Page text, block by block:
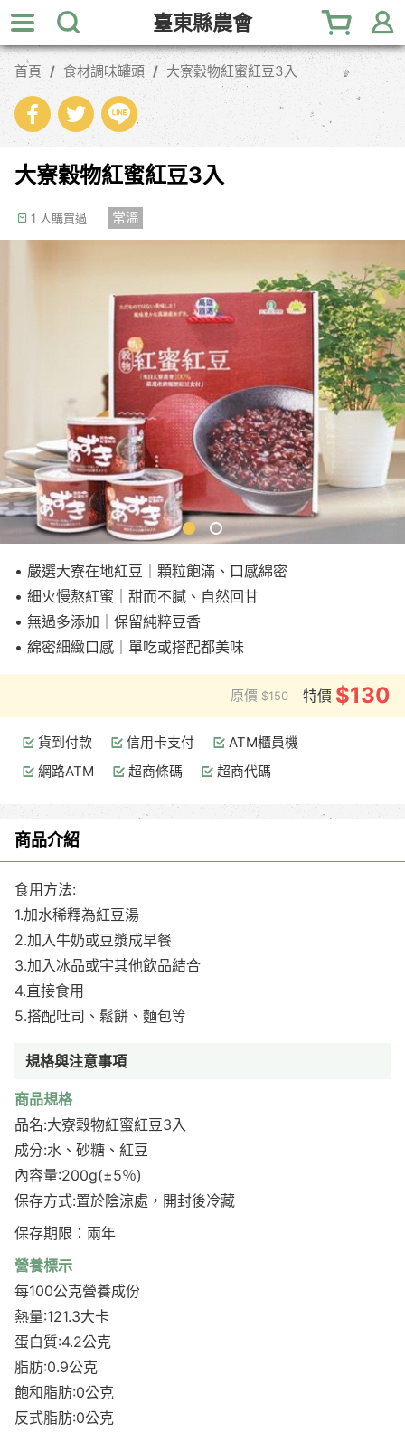
跳
到
主
內
臺東縣農會
首頁 食材調味罐頭 大寮穀物紅蜜紅豆3入
大寮穀物紅蜜紅豆3入
1 人購買過 常溫
• 嚴選大寮在地紅豆｜顆粒飽滿、口感綿密
• 細火慢熬紅蜜｜甜而不膩、自然回甘
• 無過多添加｜保留純粹豆香
• 綿密細緻口感｜單吃或搭配都美味
原價 $150 特價 $130
貨到付款 信用卡支付
ATM櫃員機
網路ATM
超商條碼 超商代碼
商品介紹
食用方法:
1.加水稀釋為紅豆湯
2.加入牛奶或豆漿成早餐
3.加入冰品或宇其他飲品結合
4.直接食用
5.搭配吐司、鬆餅、麵包等
規格與注意事項
商品規格
品名:大寮穀物紅蜜紅豆3入
成分:水、砂糖、紅豆
內容量:200g(±5％)
保存方式:置於陰涼處，開封後冷藏
保存期限：兩年
營養標示
每100公克營養成份
熱量:121.3大卡
蛋白質:4.2公克
脂肪:0.9公克
飽和脂肪:0公克
反式脂肪:0公克